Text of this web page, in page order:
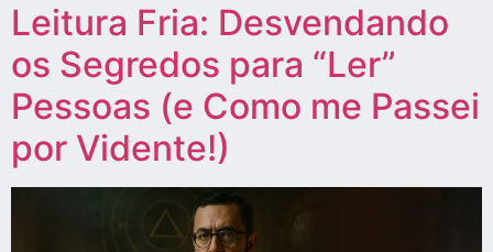
Leitura Fria: Desvendando
os Segredos para “Ler”
Pessoas (e Como me Passei
por Vidente!)